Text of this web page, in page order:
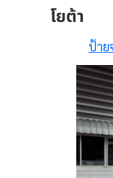
โยต้า
ป้าย